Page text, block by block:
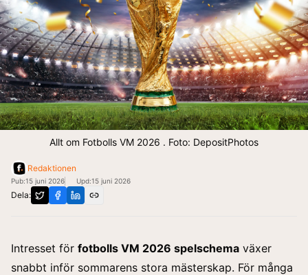
Allt om Fotbolls VM 2026 . Foto: DepositPhotos
Redaktionen
Pub:15 juni 2026 Upd:15 juni 2026
Dela:
Intresset för fotbolls VM 2026 spelschema växer
snabbt inför sommarens stora mästerskap. För många